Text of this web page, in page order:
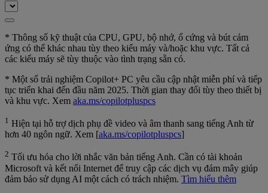
* Thông số kỹ thuật của CPU, GPU, bộ nhớ, ổ cứng và bút cảm
ứng có thể khác nhau tùy theo kiểu máy và/hoặc khu vực. Tất cả
các kiểu máy sẽ tùy thuộc vào tình trạng sẵn có.
* Một số trải nghiệm Copilot+ PC yêu cầu cập nhật miễn phí và tiếp
tục triển khai đến đầu năm 2025. Thời gian thay đổi tùy theo thiết bị
và khu vực. Xem aka.ms/copilotpluspcs
1 Hiện tại hỗ trợ dịch phụ đề video và âm thanh sang tiếng Anh từ
hơn 40 ngôn ngữ. Xem [aka.ms/copilotpluspcs]
2 Tối ưu hóa cho lời nhắc văn bản tiếng Anh. Cần có tài khoản
Microsoft và kết nối Internet để truy cập các dịch vụ đám mây giúp
đảm bảo sử dụng AI một cách có trách nhiệm. Tìm hiểu thêm